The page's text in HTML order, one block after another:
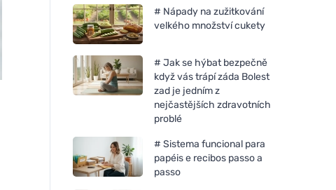
# Nápady na zužitkování
velkého množství cukety
# Jak se hýbat bezpečně
když vás trápí záda Bolest
zad je jedním z
nejčastějších zdravotních
problé
# Sistema funcional para
papéis e recibos passo a
passo